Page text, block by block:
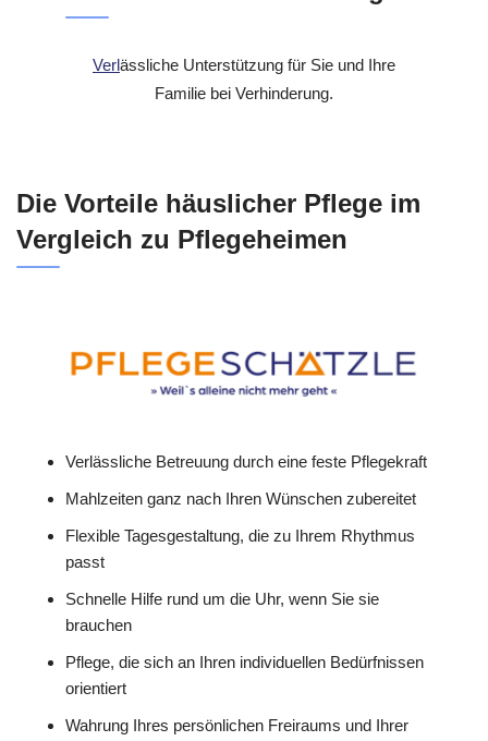
Verlässliche Unterstützung für Sie und Ihre
Familie bei Verhinderung.
Die Vorteile häuslicher Pflege im
Vergleich zu Pflegeheimen
Verlässliche Betreuung durch eine feste Pflegekraft
Mahlzeiten ganz nach Ihren Wünschen zubereitet
Flexible Tagesgestaltung, die zu Ihrem Rhythmus
passt
Schnelle Hilfe rund um die Uhr, wenn Sie sie
brauchen
Pflege, die sich an Ihren individuellen Bedürfnissen
orientiert
Wahrung Ihres persönlichen Freiraums und Ihrer